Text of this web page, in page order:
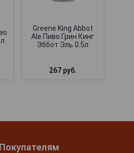
Greene King Abbot
Ale Пиво Грин Кинг
Эббот Эль 0.5л
267 руб.
Покупателям